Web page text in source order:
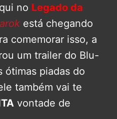
no Legado da
está chegando
comemorar isso, a
um trailer do Blu-
ótimas piadas do
também vai te
vontade de